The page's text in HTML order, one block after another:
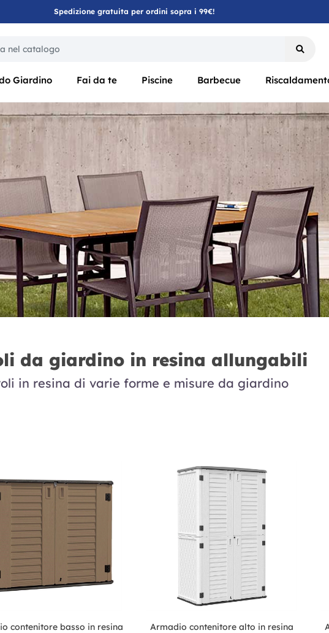
Spedizione gratuita per ordini sopra i 99€!
Giardino Fai da te Piscine Barbecue
da giardino in resina allungabili
in resina di varie forme e misure da giardino
contenitore basso in resina
Armadio contenitore alto in resina